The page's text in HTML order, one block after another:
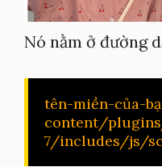
Nó nằm ở đường
tên-miền-của-
content/
7/includes/js/